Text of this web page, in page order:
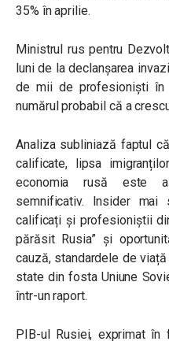
35% în aprilie.
Ministrul rus pentru
luni de la declanşarea
de mii de profesioniști în
numărul probabil că a
Analiza subliniază faptul
calificate, lipsa
economia rusă este
semnificativ. Insider
calificați și profesioniștii
părăsit Rusia” și
cauză, standardele de
state din fosta Uniune
într-un raport.
PIB-ul Rusiei, exprimat